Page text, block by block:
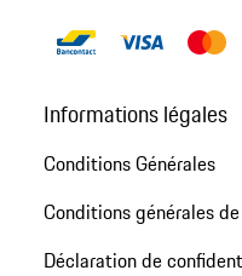
Informations légales
Conditions Générales
Conditions générales
Déclaration de